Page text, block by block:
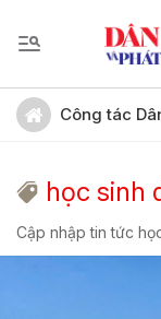
Công tác
học sinh
Cập nhập tin tức